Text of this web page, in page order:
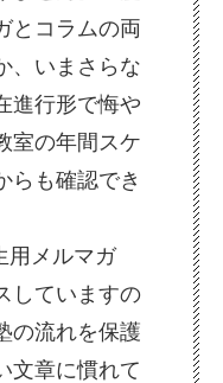
とコラムの両
、いまさらな
進行形で悔や
室の年間スケ
らも確認でき
用メルマガ
していますの
の流れを保護
文章に慣れて